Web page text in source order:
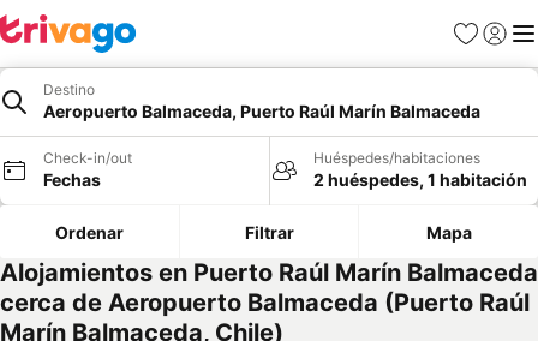
Favoritos
Iniciar
Destino
Aeropuerto Balmaceda, Puerto Raúl Marín Balmaceda
Check-in/out
Fechas
Huéspedes/habitaciones
2 huéspedes, 1 habitación
Ordenar Filtrar Mapa
Alojamientos en Puerto Raúl Marín Balmaceda
cerca de Aeropuerto Balmaceda (Puerto Raúl
Marín Balmaceda, Chile)